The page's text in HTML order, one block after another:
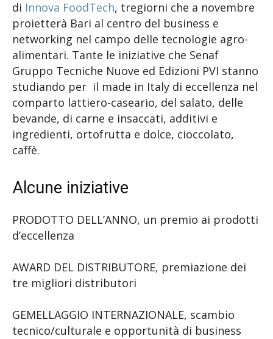
di Innova FoodTech, tregiorni che a novembre
proietterà Bari al centro del business e
networking nel campo delle tecnologie agro-
alimentari. Tante le iniziative che Senaf
Gruppo Tecniche Nuove ed Edizioni PVI stanno
studiando per il made in Italy di eccellenza nel
comparto lattiero-caseario, del salato, delle
bevande, di carne e insaccati, additivi e
ingredienti, ortofrutta e dolce, cioccolato,
caffè.
Alcune iniziative
PRODOTTO DELL’ANNO, un premio ai prodotti
d’eccellenza
AWARD DEL DISTRIBUTORE, premiazione dei
tre migliori distributori
GEMELLAGGIO INTERNAZIONALE, scambio
tecnico/culturale e opportunità di business